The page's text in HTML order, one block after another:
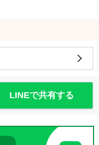
LINEで共有する